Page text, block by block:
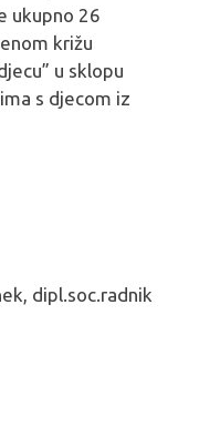
ukupno 26
križu
u sklopu
s djecom iz
dipl.soc.radnik